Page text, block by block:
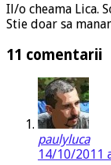
Il/o cheama Lica.
Stie doar sa
11 comentarii
paulyluca
14/10/2011